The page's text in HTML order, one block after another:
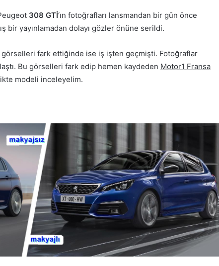
308 GTİ‘ın fotoğrafları lansmandan bir gün önce
bir yayınlamadan dolayı gözler önüne serildi.
görselleri fark ettiğinde ise iş işten geçmişti. Fotoğraflar
Bu görselleri fark edip hemen kaydeden Motor1 Fransa
modeli inceleyelim.